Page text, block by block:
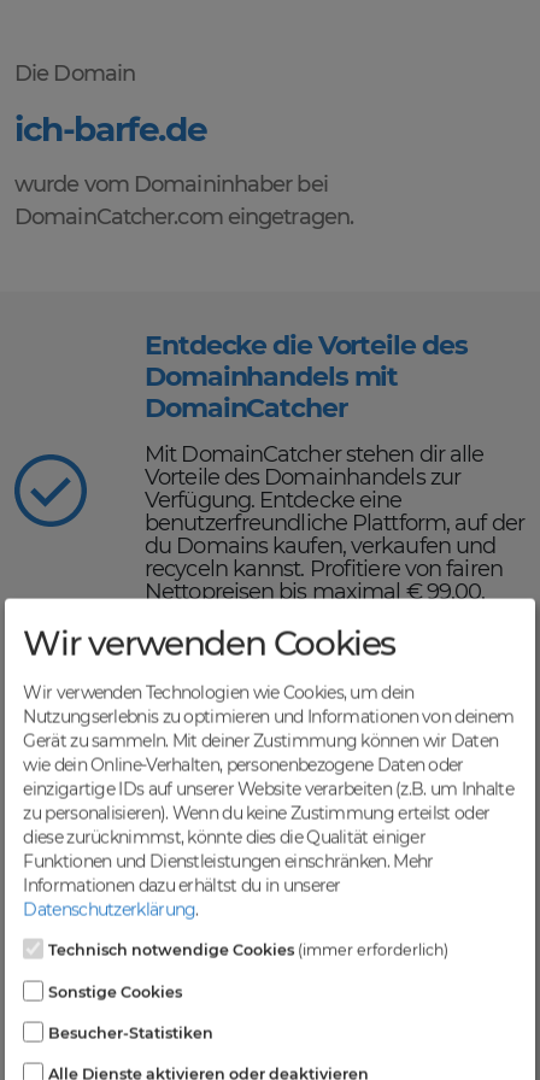
Die Domain
ich-barfe.de
wurde vom Domaininhaber bei
DomainCatcher.com eingetragen.
Entdecke die Vorteile des
Domainhandels mit
DomainCatcher
Mit DomainCatcher stehen dir alle
Vorteile des Domainhandels zur
Verfügung. Entdecke eine
benutzerfreundliche Plattform, auf der
du Domains kaufen, verkaufen und
recyceln kannst. Profitiere von fairen
Nettopreisen bis maximal € 99,00,
sicheren Domaintransfers.
Maximiere deinen Online-
Erfolg mit DomainCatcher
DomainCatcher ist dein Schlüssel
zum Online-Erfolg. Mit unserem
breiten Angebot an Domains kannst
du deine Online-Präsenz optimieren
und deine Zielgruppe gezielt
ansprechen. Nutze die Möglichkeit,
gezielten Traffic anzuziehen und deine
Sichtbarkeit in Suchmaschinen zu
steigern.
Profitiere von einer
vielfältigen Auswahl an
Bei DomainCatcher findest du eine
Wir verwenden Cookies
Wir verwenden Technologien wie Cookies, um dein
Nutzungserlebnis zu optimieren und Informationen von deinem
Gerät zu sammeln. Mit deiner Zustimmung können wir Daten
wie dein Online-Verhalten, personenbezogene Daten oder
einzigartige IDs auf unserer Website verarbeiten (z.B. um Inhalte
zu personalisieren). Wenn du keine Zustimmung erteilst oder
diese zurücknimmst, könnte dies die Qualität einiger
Funktionen und Dienstleistungen einschränken. Mehr
Informationen dazu erhältst du in unserer
Datenschutzerklärung.
Technisch notwendige Cookies (immer erforderlich)
Sonstige Cookies
Besucher-Statistiken
Alle Dienste aktivieren oder deaktivieren